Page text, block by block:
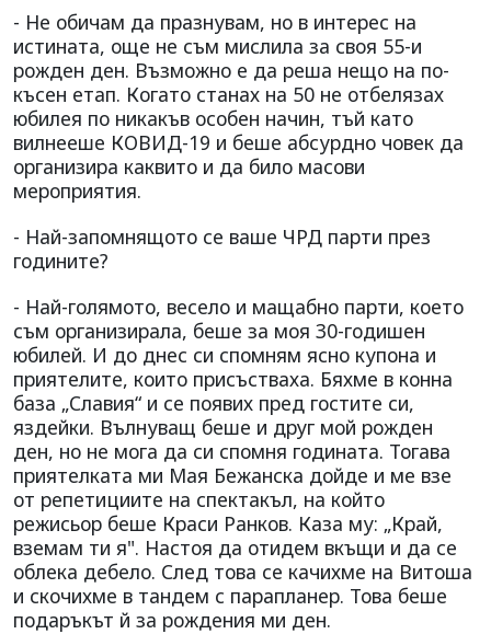
- Не обичам да празнувам, но в интерес на
истината, още не съм мислила за своя 55-и
рожден ден. Възможно е да реша нещо на по-
късен етап. Когато станах на 50 не отбелязах
юбилея по никакъв особен начин, тъй като
вилнееше КОВИД-19 и беше абсурдно човек да
организира каквито и да било масови
мероприятия.
- Най-запомнящото се ваше ЧРД парти през
годините?
- Най-голямото, весело и мащабно парти, което
съм организирала, беше за моя 30-годишен
юбилей. И до днес си спомням ясно купона и
приятелите, които присъстваха. Бяхме в конна
база „Славия“ и се появих пред гостите си,
яздейки. Вълнуващ беше и друг мой рожден
ден, но не мога да си спомня годината. Тогава
приятелката ми Мая Бежанска дойде и ме взе
от репетициите на спектакъл, на който
режисьор беше Краси Ранков. Каза му: „Край,
вземам ти я". Настоя да отидем вкъщи и да се
облека дебело. След това се качихме на Витоша
и скочихме в тандем с парапланер. Това беше
подаръкът й за рождения ми ден.